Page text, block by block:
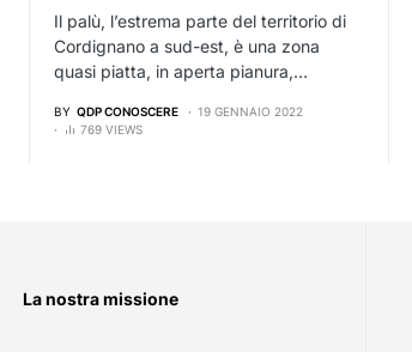
Il palù, l’estrema parte del territorio di
Cordignano a sud-est, è una zona
quasi piatta, in aperta pianura,…
BY QDP CONOSCERE
19 GENNAIO 2022
769 VIEWS
La nostra missione